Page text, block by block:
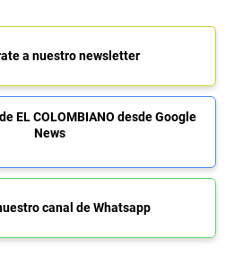
a nuestro newsletter
EL COLOMBIANO desde Google
News
canal de Whatsapp